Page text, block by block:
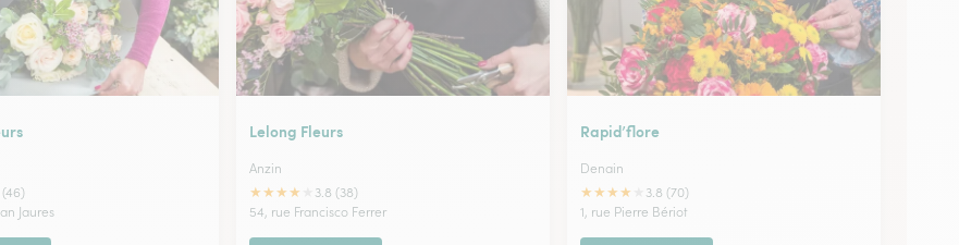
(46)
Jaures
Lelong Fleurs
Anzin
★★★★
3.8 (38)
54, rue Francisco Ferrer
Rapid’flore
Denain
★★★★
3.8 (70)
1, rue Pierre Bériot